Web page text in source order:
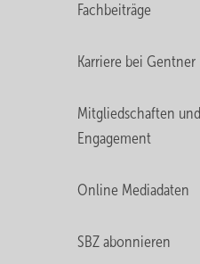
Fachbeiträge
Karriere bei Gentner
Mitgliedschaften und
Engagement
Online Mediadaten
SBZ abonnieren